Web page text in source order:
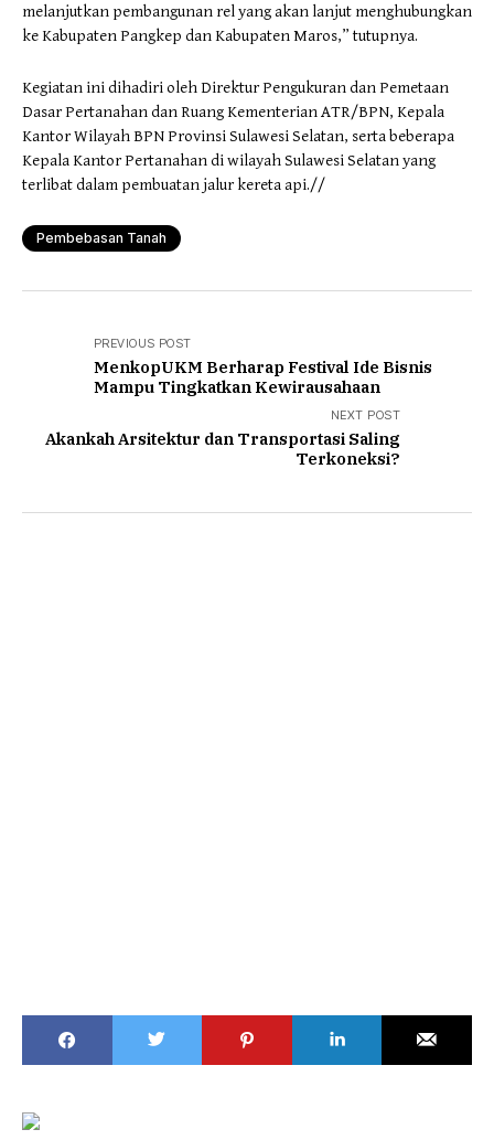
melanjutkan pembangunan rel yang akan lanjut menghubungkan
ke Kabupaten Pangkep dan Kabupaten Maros,” tutupnya.
Kegiatan ini dihadiri oleh Direktur Pengukuran dan Pemetaan
Dasar Pertanahan dan Ruang Kementerian ATR/BPN, Kepala
Kantor Wilayah BPN Provinsi Sulawesi Selatan, serta beberapa
Kepala Kantor Pertanahan di wilayah Sulawesi Selatan yang
terlibat dalam pembuatan jalur kereta api.//
Pembebasan Tanah
PREVIOUS POST
MenkopUKM Berharap Festival Ide Bisnis
Mampu Tingkatkan Kewirausahaan
NEXT POST
Akankah Arsitektur dan Transportasi Saling
Terkoneksi?